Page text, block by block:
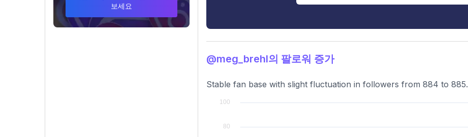
보세요
@meg_brehl의 팔로워 증가
Stable fan base with slight fluctuation in followers from 884 to 885.